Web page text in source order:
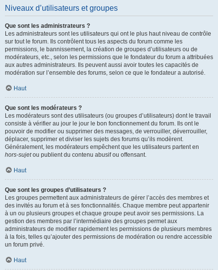
Niveaux d’utilisateurs et groupes
Que sont les administrateurs ?
Les administrateurs sont les utilisateurs qui ont le plus haut niveau de contrôle
sur tout le forum. Ils contrôlent tous les aspects du forum comme les
permissions, le bannissement, la création de groupes d’utilisateurs ou de
modérateurs, etc., selon les permissions que le fondateur du forum a attribuées
aux autres administrateurs. Ils peuvent aussi avoir toutes les capacités de
modération sur l’ensemble des forums, selon ce que le fondateur a autorisé.
Haut
Que sont les modérateurs ?
Les modérateurs sont des utilisateurs (ou groupes d’utilisateurs) dont le travail
consiste à vérifier au jour le jour le bon fonctionnement du forum. Ils ont le
pouvoir de modifier ou supprimer des messages, de verrouiller, déverrouiller,
déplacer, supprimer et diviser les sujets des forums qu’ils modèrent.
Généralement, les modérateurs empêchent que les utilisateurs partent en
hors-sujetou publient du contenu abusif ou offensant.
Haut
Que sont les groupes d’utilisateurs ?
Les groupes permettent aux administrateurs de gérer l’accès des membres et
des invités au forum et à ses fonctionnalités. Chaque membre peut appartenir
à un ou plusieurs groupes et chaque groupe peut avoir ses permissions. La
gestion des membres par l’intermédiaire des groupes permet aux
administrateurs de modifier rapidement les permissions de plusieurs membres
à la fois, telles qu’ajouter des permissions de modération ou rendre accessible
un forum privé.
Haut